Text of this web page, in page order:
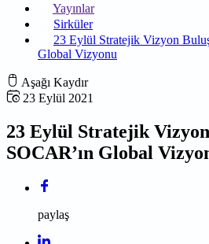
Yayınlar
Sirküler
23 Eylül Stratejik Vizyon
Global Vizyonu
Aşağı Kaydır
23 Eylül 2021
23 Eylül Stratejik
SOCAR’ın Global
paylaş